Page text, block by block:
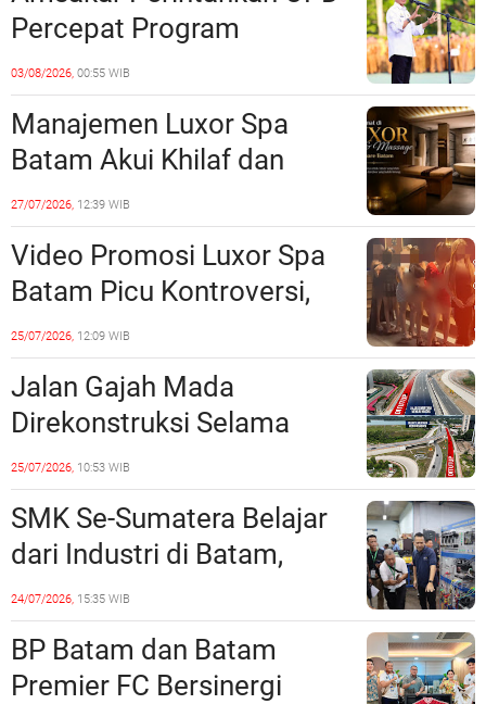
Percepat Program
Prioritas, Targetkan
Realisasi Pembangunan
Lampaui 50 Persen
03/08/2026, 00:55 WIB
Manajemen Luxor Spa
Batam Akui Khilaf dan
Minta Maaf, Konten
Langsung Di-Takedown
27/07/2026, 12:39 WIB
Video Promosi Luxor Spa
Batam Picu Kontroversi,
Dinilai Bermuatan Sensual
25/07/2026, 12:09 WIB
Jalan Gajah Mada
Direkonstruksi Selama
Empat Minggu, Ini Skema
Rekayasa Lalu Lintasnya
25/07/2026, 10:53 WIB
SMK Se-Sumatera Belajar
dari Industri di Batam,
Siapkan Lulusan Siap Kerja
Era Digital
24/07/2026, 15:35 WIB
BP Batam dan Batam
Premier FC Bersinergi